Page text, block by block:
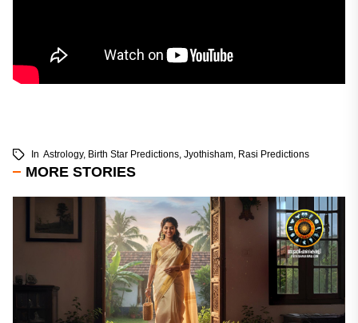
In Astrology, Birth Star Predictions, Jyothisham, Rasi Predictions
MORE STORIES